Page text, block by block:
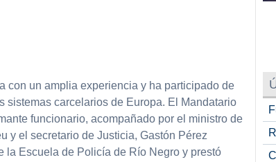
con un amplia experiencia y ha participado de
sistemas carcelarios de Europa. El Mandatario
funcionario, acompañado por el ministro de
y el secretario de Justicia, Gastón Pérez
la Escuela de Policía de Río Negro y prestó